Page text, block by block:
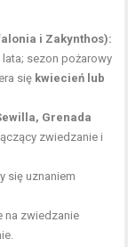
i Zakynthos):
lata; sezon pożarowy
się kwiecień lub
Grenada
zwiedzanie i
się uznaniem
na zwiedzanie